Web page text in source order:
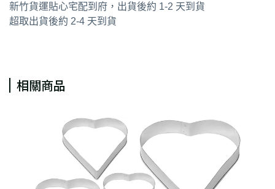
新竹貨運貼心宅配到府，出貨後約 1-2 天到貨
超取出貨後約 2-4 天到貨
相關商品